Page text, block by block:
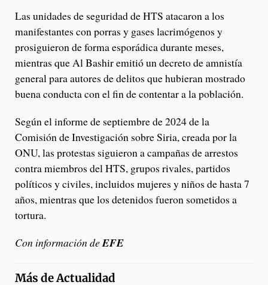
Las unidades de seguridad de HTS atacaron a los
manifestantes con porras y gases lacrimógenos y
prosiguieron de forma esporádica durante meses,
mientras que Al Bashir emitió un decreto de amnistía
general para autores de delitos que hubieran mostrado
buena conducta con el fin de contentar a la población.
Según el informe de septiembre de 2024 de la
Comisión de Investigación sobre Siria, creada por la
ONU, las protestas siguieron a campañas de arrestos
contra miembros del HTS, grupos rivales, partidos
políticos y civiles, incluidos mujeres y niños de hasta 7
años, mientras que los detenidos fueron sometidos a
tortura.
Con información deEFE
Más deActualidad